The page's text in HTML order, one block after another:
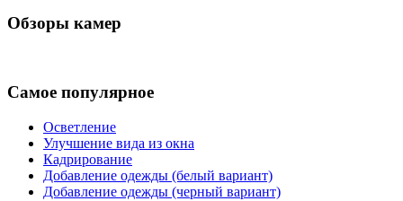
Обзоры камер
Самое популярное
Осветление
Улучшение вида из окна
Кадрирование
Добавление одежды (белый вариант)
Добавление одежды (черный вариант)